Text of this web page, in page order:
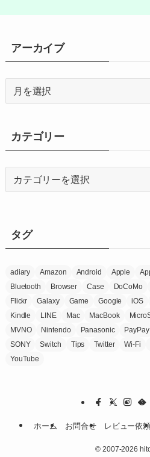
アーカイブ
ブ
カテゴリー
ータグ
adiary Amazon Android Apple
Bluetooth
Browser Case DoCoMo
Flickr
Galaxy Game Google iOS
Kindle
LINE Mac MacBook
MVNO
Nintendo Panasonic PayPay
SONY
Switch Tips Twitter Wi-Fi
YouTube
ホーム お問合せ レビュー依頼
© 2007-2026